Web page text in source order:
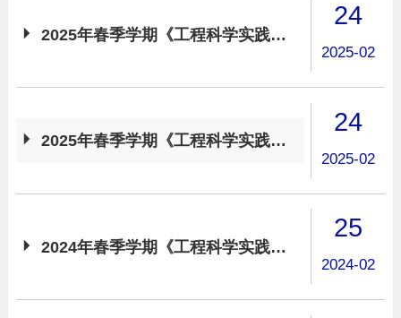
 2025年春季学期《工程科学实践》周一分组名单
24
2025-02
 2025年春季学期《工程科学实践》周一课表
24
2025-02
 2024年春季学期《工程科学实践》周五分组安排
25
2024-02